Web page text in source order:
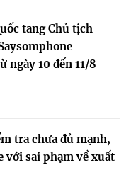
tang Chủ tịch
ngày 10 đến 11/8
tra chưa đủ mạnh,
với sai phạm về xuất